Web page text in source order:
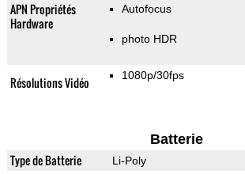
APN Propriétés
Hardware
Autofocus
photo HDR
Résolutions Vidéo 1080p/30fps
Batterie
Type de Batterie Li-Poly